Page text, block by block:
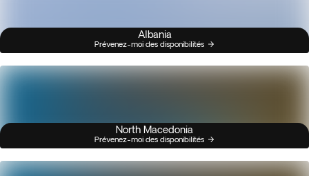
Albania
Prévenez-moi des disponibilités
North Macedonia
Prévenez-moi des disponibilités